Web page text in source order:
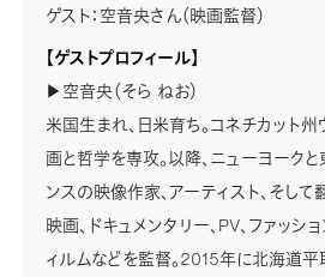
ゲスト：空音央さん（映画監督）
【ゲストプロフィール】
▶空音央（そら ねお）
米国生まれ、日米育ち。コネチカット
画と哲学を専攻。以降、ニューヨーク
ンスの映像作家、アーティスト、そし
映画、ドキュメンタリー、PV、ファッシ
ィルムなどを監督。2015年に北海道